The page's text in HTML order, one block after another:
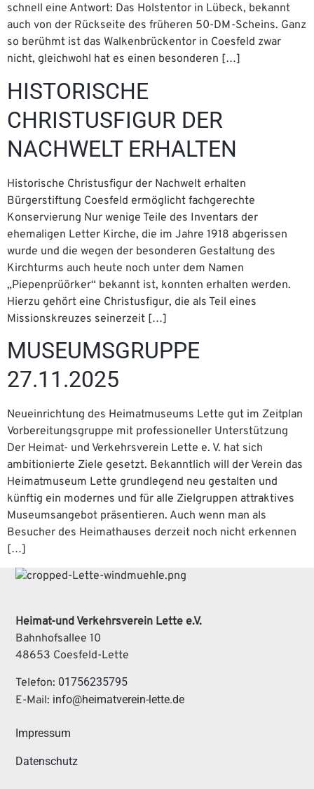
schnell eine Antwort: Das Holstentor in Lübeck, bekannt
auch von der Rückseite des früheren 50-DM-Scheins. Ganz
so berühmt ist das Walkenbrückentor in Coesfeld zwar
nicht, gleichwohl hat es einen besonderen […]
HISTORISCHE
CHRISTUSFIGUR DER
NACHWELT ERHALTEN
Historische Christusfigur der Nachwelt erhalten
Bürgerstiftung Coesfeld ermöglicht fachgerechte
Konservierung Nur wenige Teile des Inventars der
ehemaligen Letter Kirche, die im Jahre 1918 abgerissen
wurde und die wegen der besonderen Gestaltung des
Kirchturms auch heute noch unter dem Namen
„Piepenprüörker“ bekannt ist, konnten erhalten werden.
Hierzu gehört eine Christusfigur, die als Teil eines
Missionskreuzes seinerzeit […]
MUSEUMSGRUPPE
27.11.2025
Neueinrichtung des Heimatmuseums Lette gut im Zeitplan
Vorbereitungsgruppe mit professioneller Unterstützung
Der Heimat- und Verkehrsverein Lette e. V. hat sich
ambitionierte Ziele gesetzt. Bekanntlich will der Verein das
Heimatmuseum Lette grundlegend neu gestalten und
künftig ein modernes und für alle Zielgruppen attraktives
Museumsangebot präsentieren. Auch wenn man als
Besucher des Heimathauses derzeit noch nicht erkennen
[…]
Heimat-und Verkehrsverein Lette e.V.
Bahnhofsallee 10
48653 Coesfeld-Lette
Telefon: 01756235795
E-Mail: info@heimatverein-lette.de
Impressum
Datenschutz